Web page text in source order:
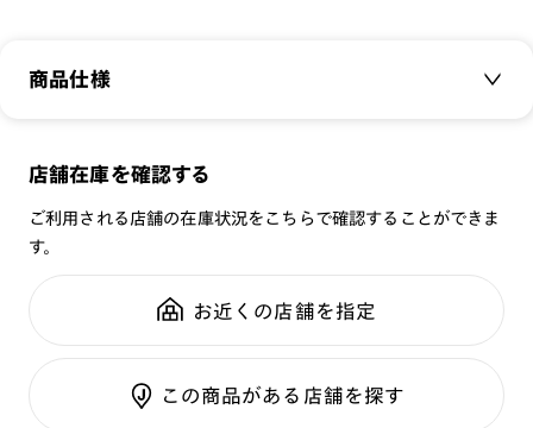
[紫外線透過率]
0.1%以下
[可視光線透過率]
COLOR 94：93%
使用上の注意
・肌に合わない時は使用を中止して医師に相談して下さい。
・高温の場所での使用・保管はしないで下さい。
・通常使用での有害な紫外線を防ぐ事は出来ますが、溶接など
商品仕様
品番： URF-26S-267
サイズ： 51□20-150○45
重さ：
スタイル： ボストン
シリーズ：
性別：
鼻パッド： クリングスタイプ
店舗在庫を確認する
ご利用される店舗の在庫状況をこちらで確認することができま
す。
お近くの店舗を指定
この商品がある店舗を探す